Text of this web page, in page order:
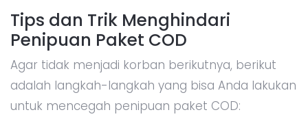
Tips dan Trik Menghindari
Penipuan Paket COD
Agar tidak menjadi korban berikutnya, berikut
adalah langkah-langkah yang bisa Anda lakukan
untuk mencegah penipuan paket COD: